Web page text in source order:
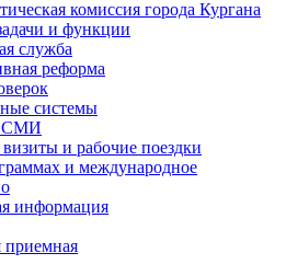
комиссия города Кургана
и функции
служба
реформа
системы
СМИ
и рабочие поездки
и международное
информация
приемная